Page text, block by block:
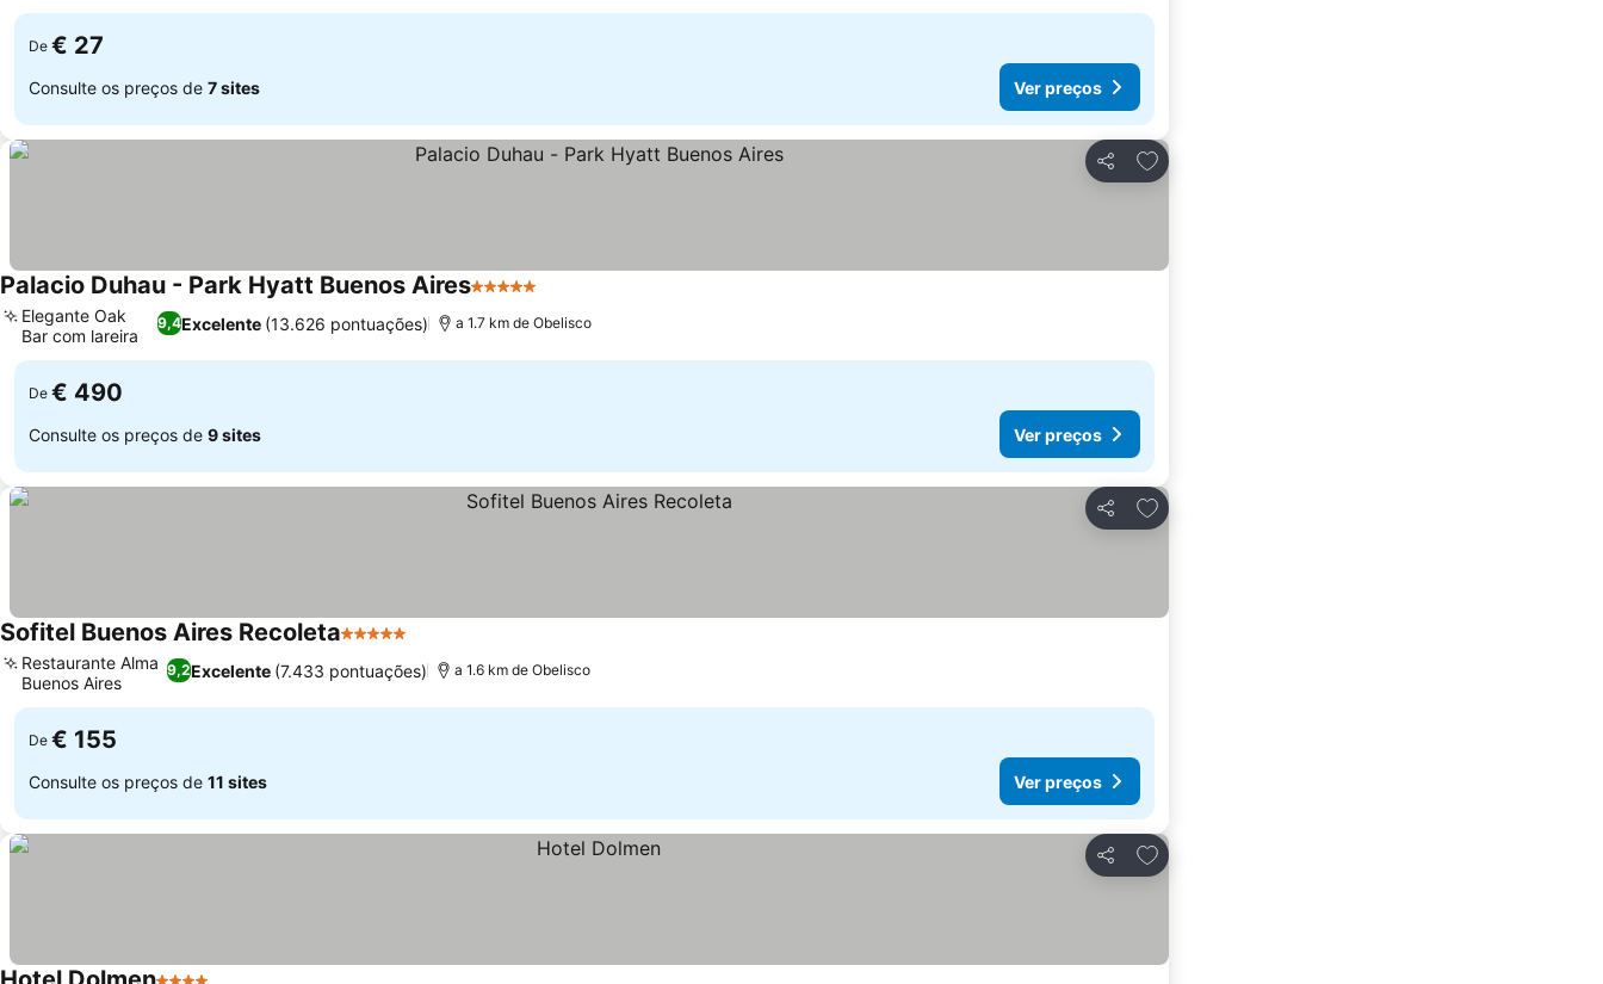
De € 27
Consulte os preços de 7 sites Ver preços
Partilhar
Adicionar aos favoritos
Palacio Duhau - Park Hyatt Buenos Aires5 Estrelas
9,4Excelente (13.626 pontuações)
Elegante Oak
Bar com lareira
a 1.7 km de Obelisco
De € 490
Consulte os preços de 9 sites Ver preços
Partilhar
Adicionar aos favoritos
Sofitel Buenos Aires Recoleta5 Estrelas
9,2Excelente (7.433 pontuações)
Restaurante Alma
Buenos Aires
a 1.6 km de Obelisco
De € 155
Consulte os preços de 11 sites Ver preços
Partilhar
Adicionar aos favoritos